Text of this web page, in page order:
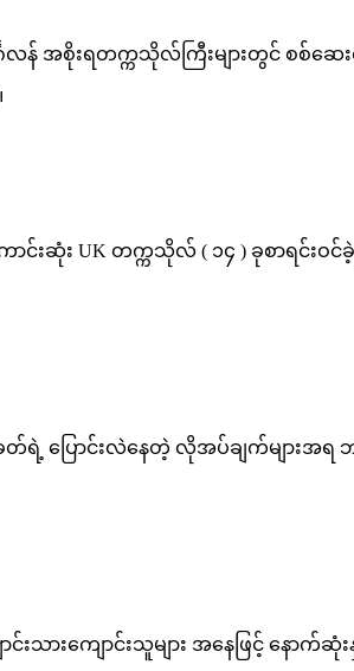
န် အစိုးရတက္ကသိုလ်ကြီးများတွင် စစ်ဆေး
UK တက္ကသိုလ် ( ၁၄ ) ခုစာရင်းဝင်ခဲ့ခြင်း၊
း ခေတ်ရဲ့ ပြောင်းလဲနေတဲ့ လိုအပ်ချက်မျာ
င်းသားကျောင်းသူများ အနေဖြင့် နောက်ဆုံ